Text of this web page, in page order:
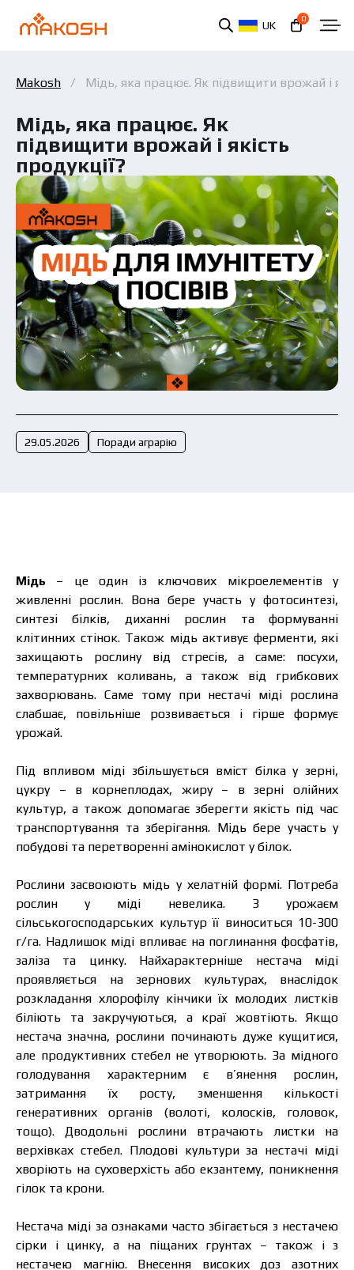
UK
0
Makosh Мідь, яка працює. Як підвищити врожай і
Мідь, яка працює. Як
підвищити врожай і якість
продукції?
29.05.2026 Поради аграрію
Мідь – це один із ключових мікроелементів у
живленні рослин. Вона бере участь у фотосинтезі,
синтезі білків, диханні рослин та формуванні
клітинних стінок.Також мідь активує ферменти, які
захищають рослину від стресів, а саме: посухи,
температурних коливань, а також від грибкових
захворювань. Саме тому при нестачі міді рослина
слабшає, повільніше розвивається і гірше формує
урожай.
Під впливом міді збільшується вміст білка у зерні,
цукру – в корнеплодах, жиру – в зерні олійних
культур, а також допомагає зберегти якість під час
транспортування та зберігання. Мідь бере участь у
побудові та перетворенні амінокислот у білок.
Рослини засвоюють мідь у хелатній формі. Потреба
рослин у міді невелика. З урожаєм
сільськогосподарських культур її виноситься 10-300
г/га. Надлишок міді впливає на поглинання фосфатів,
заліза та цинку. Найхарактерніше нестача міді
проявляється на зернових культурах, внаслідок
розкладання хлорофілу кінчики їх молодих листків
біліють та закручуються, а краї жовтіють. Якщо
нестача значна, рослини починають дуже кущитися,
але продуктивних стебел не утворюють. За мідного
голодування характерним є в’янення рослин,
затримання їх росту, зменшення кількості
генеративних органів (волоті, колосків, головок,
тощо). Дводольні рослини втрачають листки на
верхівках стебел. Плодові культури за нестачі міді
хворіють на суховерхість або екзантему, поникнення
гілок та крони.
Нестача міді за ознаками часто збігається з нестачею
сірки і цинку, а на піщаних грунтах – також і з
нестачею магнію. Внесення високих доз азотних
Ви ознайомилися та погоджуєтеся з політикою
захисту персональних даних.
Подати заявку зараз